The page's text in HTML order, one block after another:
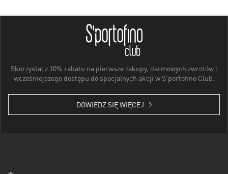
Skorzystaj z 10% rabatu na pierwsze zakupy, darmowych zwrotów i
wcześniejszego dostępu do specjalnych akcji w S'portofino Club.
DOWIEDZ SIĘ WIĘCEJ